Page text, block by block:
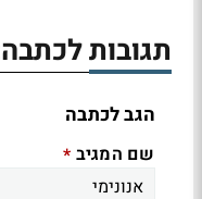
תגובות
הגב לכתבה
שם המגיב *